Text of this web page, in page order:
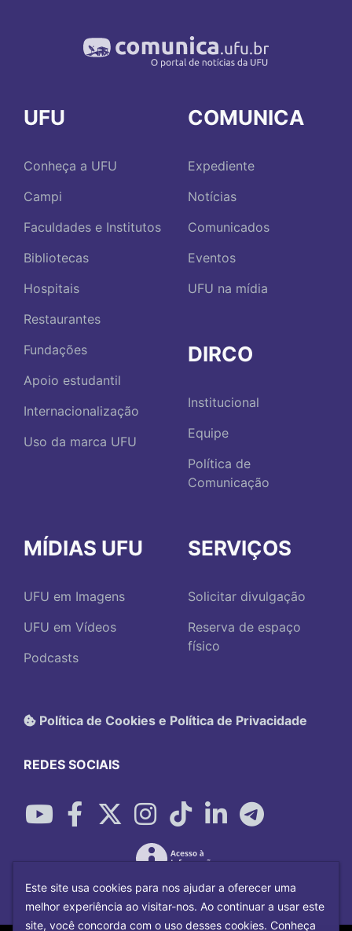
UFU
Conheça a UFU
Campi
Faculdades e Institutos
Bibliotecas
Hospitais
Restaurantes
Fundações
Apoio estudantil
Internacionalização
Uso da marca UFU
COMUNICA
Expediente
Notícias
Comunicados
Eventos
UFU na mídia
DIRCO
Institucional
Equipe
Política de
Comunicação
MÍDIAS UFU
UFU em Imagens
UFU em Vídeos
Podcasts
SERVIÇOS
Solicitar divulgação
Reserva de espaço
físico
Política de Cookies e Política de Privacidade
REDES SOCIAIS
Este site usa cookies para nos ajudar a oferecer uma
melhor experiência ao visitar-nos. Ao continuar a usar este
site, você concorda com o uso desses cookies. Conheça